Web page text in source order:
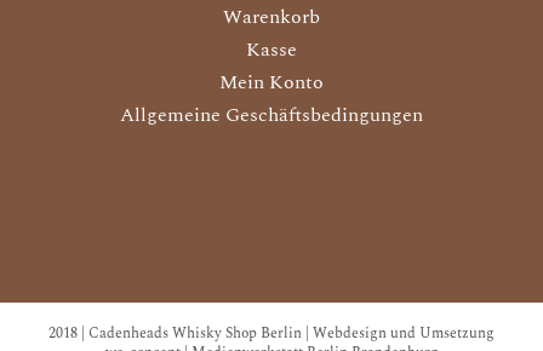
Warenkorb
Kasse
Mein Konto
Allgemeine Geschäftsbedingungen
2018 | Cadenheads Whisky Shop Berlin | Webdesign und Umsetzung